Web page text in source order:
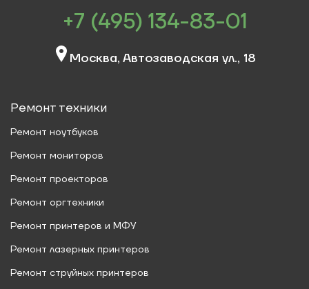
+7 (495) 134-83-01
Москва, Автозаводская ул., 18
Ремонт техники
Ремонт ноутбуков
Ремонт мониторов
Ремонт проекторов
Ремонт оргтехники
Ремонт принтеров и МФУ
Ремонт лазерных принтеров
Ремонт струйных принтеров